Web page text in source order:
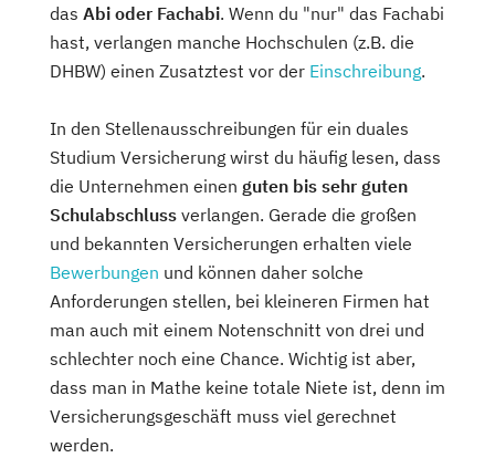
das Abi oder Fachabi. Wenn du "nur" das Fachabi
hast, verlangen manche Hochschulen (z.B. die
DHBW) einen Zusatztest vor der Einschreibung.
In den Stellenausschreibungen für ein duales
Studium Versicherung wirst du häufig lesen, dass
die Unternehmen einen guten bis sehr guten
Schulabschluss verlangen. Gerade die großen
und bekannten Versicherungen erhalten viele
Bewerbungen und können daher solche
Anforderungen stellen, bei kleineren Firmen hat
man auch mit einem Notenschnitt von drei und
schlechter noch eine Chance. Wichtig ist aber,
dass man in Mathe keine totale Niete ist, denn im
Versicherungsgeschäft muss viel gerechnet
werden.